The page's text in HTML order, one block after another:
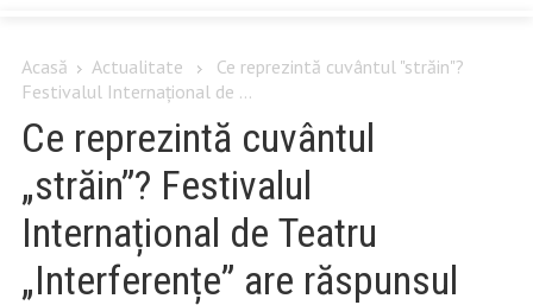
Acasă Actualitate
Ce reprezintă cuvântul "străin"?
Festivalul Internațional de ...
Ce reprezintă cuvântul
„străin”? Festivalul
Internațional de Teatru
„Interferențe” are răspunsul